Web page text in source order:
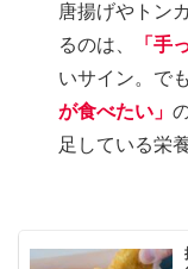
唐揚げやトン
るのは、
「手
いサイン。で
が食べたい」
足している栄